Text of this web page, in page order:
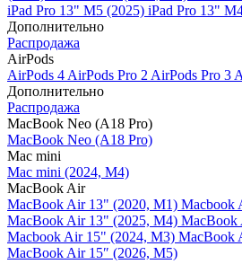
iPad Pro 13" M5 (2025) iPad Pro 13"
Дополнительно
Распродажа
AirPods
AirPods 4 AirPods Pro 2 AirPods Pro 3
Дополнительно
Распродажа
MacBook Neo (A18 Pro)
MacBook Neo (A18 Pro)
Mac mini
Mac mini (2024, M4)
MacBook Air
MacBook Air 13" (2020, M1) Macbook
MacBook Air 13" (2025, M4) MacBook
Macbook Air 15" (2024, M3) MacBook
MacBook Air 15″ (2026, M5)